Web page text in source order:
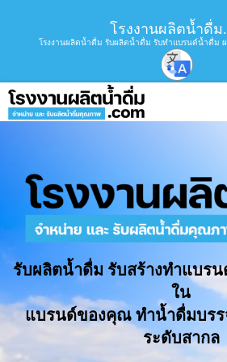
โรงงานผลิตน้ำดื่ม
โรงงานผลิตน้ำดื่ม รับผลิตน้ำดื่ม รับทำแบรนด์น้ำดื่ม
รับผลิตน้ำดื่ม รับสร้างทำแบร
ใน
แบรนด์ของคุณ ทำน้ำดื่มบรร
ระดับสากล